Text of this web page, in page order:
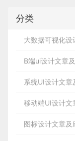
分类
大数据可视化
B端ui设计文章
系统UI设计文章
移动端UI设计
图标设计文章